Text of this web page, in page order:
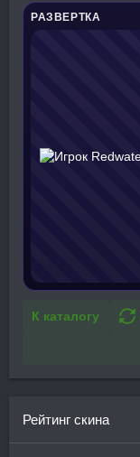
РАЗВЕРТКА
К каталогу
Рейтинг скина